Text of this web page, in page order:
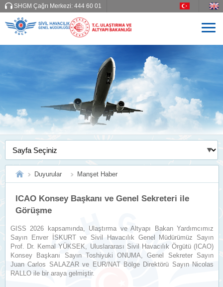
SHGM Çağrı Merkezi: 444 60 01
Duyurular Manşet Haber
ICAO Konsey Başkanı ve Genel Sekreteri ile
Görüşme
GISS 2026 kapsamında, Ulaştırma ve Altyapı Bakan Yardımcımız
Sayın Enver İSKURT ve Sivil Havacılık Genel Müdürümüz Sayın
Prof. Dr. Kemal YÜKSEK, Uluslararası Sivil Havacılık Örgütü (ICAO)
Konsey Başkanı Sayın Toshiyuki ONUMA, Genel Sekreter Sayın
Juan Carlos SALAZAR ve EUR/NAT Bölge Direktörü Sayın Nicolas
RALLO ile bir araya gelmiştir.